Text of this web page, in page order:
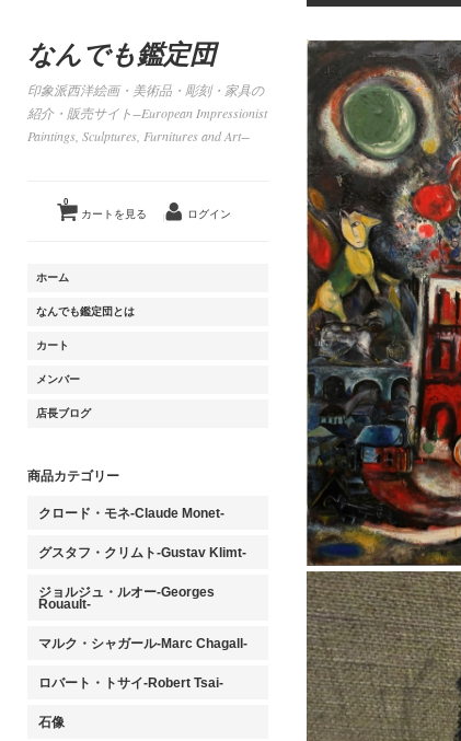
なんでも鑑定団
印象派西洋絵画・美術品・彫刻・家具の
紹介・販売サイト−European Impressionist
Paintings, Sculptures, Furnitures and Art−
カートを見る
0
ログイン
ホーム
なんでも鑑定団とは
カート
メンバー
店長ブログ
商品カテゴリー
クロード・モネ-Claude Monet-
グスタフ・クリムト-Gustav Klimt-
ジョルジュ・ルオー-Georges
Rouault-
マルク・シャガール-Marc Chagall-
ロバート・トサイ-Robert Tsai-
石像